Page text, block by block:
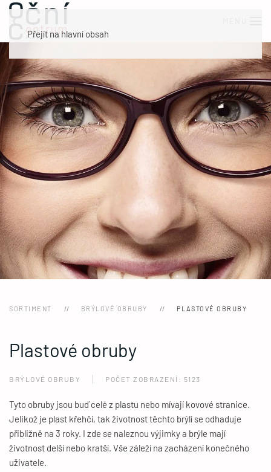
Přejít na hlavní obsah
SORTIMENT BRÝLOVÉ OBRUBY PLASTOVÉ OBRUBY
Plastové obruby
BRÝLOVÉ OBRUBY POČET ZOBRAZENÍ: 5123
Tyto obruby jsou buď celé z plastu nebo mívají kovové stranice.
Jelikož je plast křehčí, tak životnost těchto brýlí se odhaduje
přibližně na 3 roky. I zde se naleznou výjimky a brýle mají
životnost delší nebo kratší. Vše záleží na zacházení konečného
uživatele.